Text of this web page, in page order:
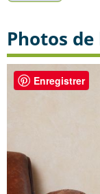
Photos
Enregistrer